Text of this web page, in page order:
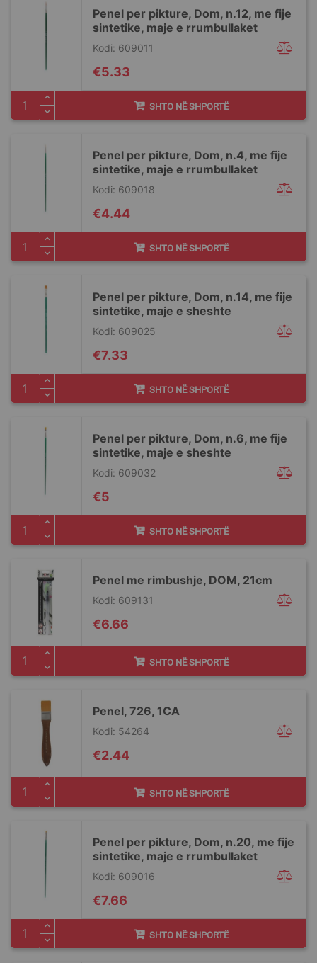
Penel per pikture, Dom, n.12, me fije
sintetike, maje e rrumbullaket
Kodi: 609011
€5.33
SHTO NË SHPORTË
Penel per pikture, Dom, n.4, me fije
sintetike, maje e rrumbullaket
Kodi: 609018
€4.44
SHTO NË SHPORTË
Penel per pikture, Dom, n.14, me fije
sintetike, maje e sheshte
Kodi: 609025
€7.33
SHTO NË SHPORTË
Penel per pikture, Dom, n.6, me fije
sintetike, maje e sheshte
Kodi: 609032
€5
SHTO NË SHPORTË
Penel me rimbushje, DOM, 21cm
Kodi: 609131
€6.66
SHTO NË SHPORTË
Penel, 726, 1CA
Kodi: 54264
€2.44
SHTO NË SHPORTË
Penel per pikture, Dom, n.20, me fije
sintetike, maje e rrumbullaket
Kodi: 609016
€7.66
SHTO NË SHPORTË